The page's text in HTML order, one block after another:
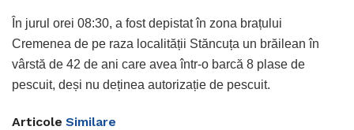
În jurul orei 08:30, a fost depistat în zona brațului
Cremenea de pe raza localității Stăncuța un brăilean în
vârstă de 42 de ani care avea într-o barcă 8 plase de
pescuit, deși nu deținea autorizație de pescuit.
Articole Similare